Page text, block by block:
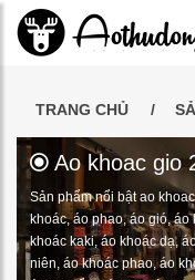
TRANG CHỦ
Ao khoac gio
Sản phẩm nổi bật ao
khoác, áo phao, áo gió,
khoác kaki, áo khoác dạ,
niên, áo khoác phao, áo